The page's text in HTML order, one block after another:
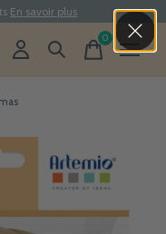
En savoir plus
0items